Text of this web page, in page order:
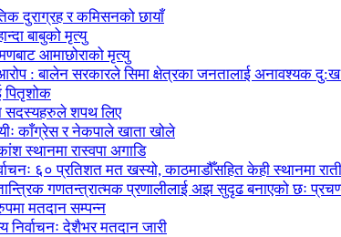
दुराग्रह र कमिसनको छायाँ
बाबुको मृत्यु
आमाछोराको मृत्यु
: बालेन सरकारले सिमा क्षेत्रका जनतालाई अनावश्यक दु:ख
पितृशोक
सदस्यहरुले शपथ लिए
काँग्रेस र नेकपाले खाता खोले
स्थानमा रास्वपा अगाडि
६० प्रतिशत मत खस्यो, काठमाडौँसहित केही स्थानमा
गणतन्त्रात्मक प्रणालीलाई अझ सुदृढ बनाएको छः
मतदान सम्पन्न
देशैभर मतदान जारी